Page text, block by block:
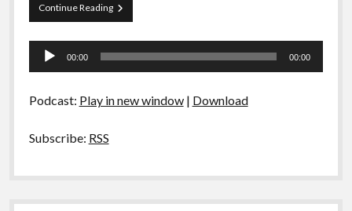
Preliminares
Continue ReadingPapo
Tranqueira
O
Juquinha
Tocador
00:00 00:00
Podcast: Play in new window| Download
Subscribe: RSS